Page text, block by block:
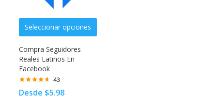
Seleccionar opciones
Compra Seguidores
Reales Latinos En
Facebook
43
Desde $5.98